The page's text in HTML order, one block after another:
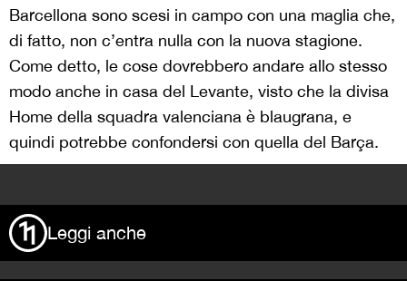
Barcellona sono scesi in campo con una maglia che,
di fatto, non c’entra nulla con la nuova stagione.
Come detto, le cose dovrebbero andare allo stesso
modo anche in casa del Levante, visto che la divisa
Home della squadra valenciana è blaugrana, e
quindi potrebbe confondersi con quella del Barça.
Leggi anche